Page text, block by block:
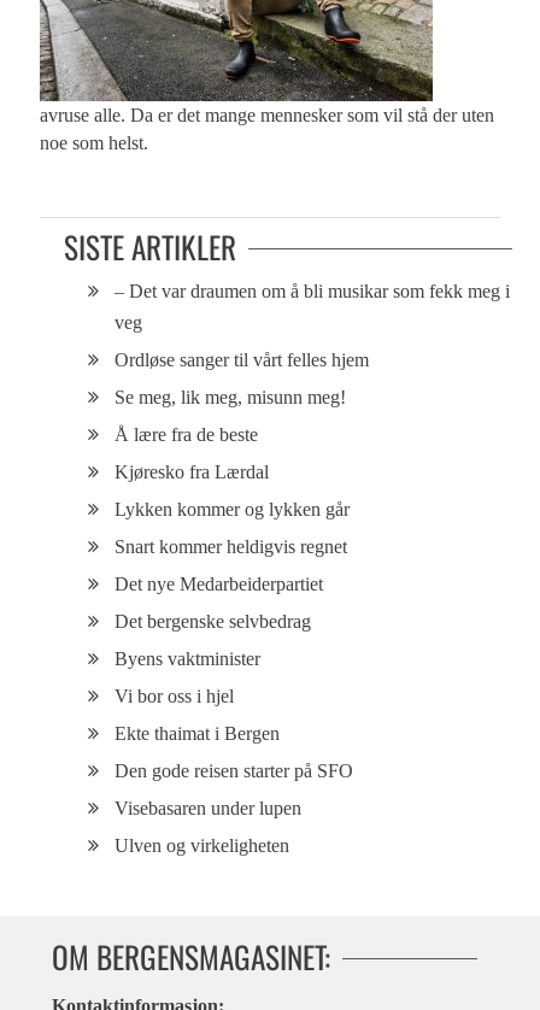
avruse alle. Da er det mange mennesker som vil stå der uten
noe som helst.
SISTE ARTIKLER
– Det var draumen om å bli musikar som fekk meg i
veg
Ordløse sanger til vårt felles hjem
Se meg, lik meg, misunn meg!
Å lære fra de beste
Kjøresko fra Lærdal
Lykken kommer og lykken går
Snart kommer heldigvis regnet
Det nye Medarbeiderpartiet
Det bergenske selvbedrag
Byens vaktminister
Vi bor oss i hjel
Ekte thaimat i Bergen
Den gode reisen starter på SFO
Visebasaren under lupen
Ulven og virkeligheten
OM BERGENSMAGASINET:
Kontaktinformasjon: